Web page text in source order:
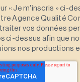
« Je m'inscris » ci-
Agence Qualité
vos données
ci-dessus afin que
nos productions